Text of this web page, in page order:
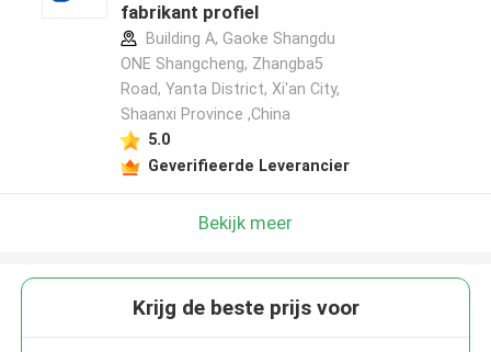
fabrikant profiel
Building A, Gaoke Shangdu
ONE Shangcheng, Zhangba5
Road, Yanta District, Xi'an City,
Shaanxi Province ,China
5.0
Geverifieerde Leverancier
Bekijk meer
Krijg de beste prijs voor